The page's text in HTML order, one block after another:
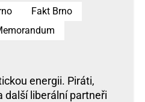
Fakt Brno
energii. Piráti,
další liberální partneři